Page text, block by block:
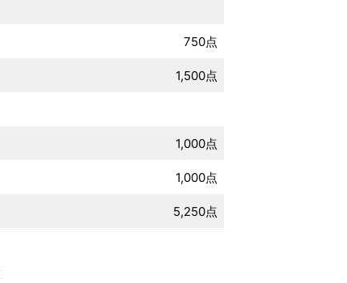
750点
1,500点
1,000点
1,000点
5,250点